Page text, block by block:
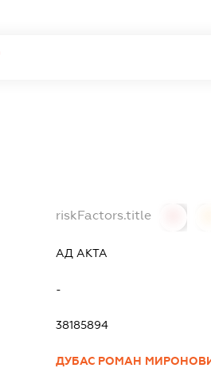
riskFactors.title
АД АКТА
-
38185894
ДУБАС РОМАН